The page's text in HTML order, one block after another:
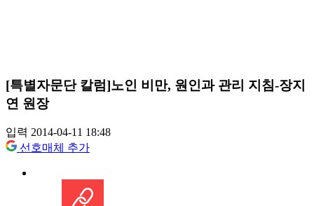
[특별자문단 칼럼]노인 비만, 원인과 관리 지침-장지
연 원장
입력 2014-04-11 18:48
선호매체 추가